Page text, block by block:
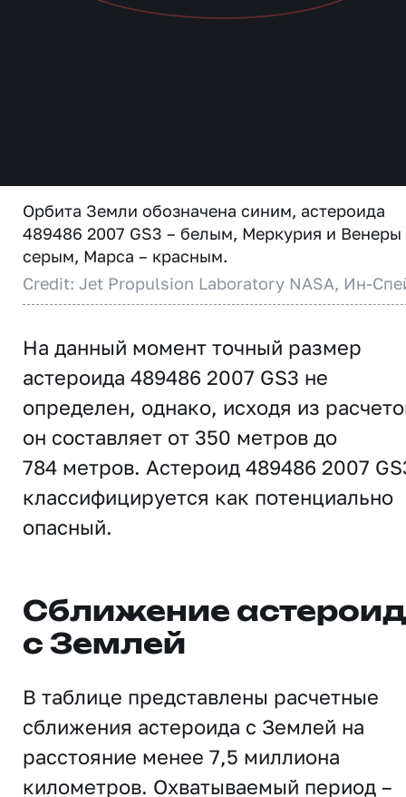
Орбита Земли обозначена синим, астероида
489486 2007 GS3 – белым, Меркурия и Венеры
серым, Марса – красным.
Credit: Jet Propulsion Laboratory NASA, Ин-
На данный момент точный размер
астероида 489486 2007 GS3 не
определен, однако, исходя из
он составляет от 350 метров до
784 метров. Астероид 489486 2007
классифицируется как потенциально
опасный.
Сближение
с Землей
В таблице представлены расчетные
сближения астероида с Землей на
расстояние менее 7,5 миллиона
километров. Охватываемый период –